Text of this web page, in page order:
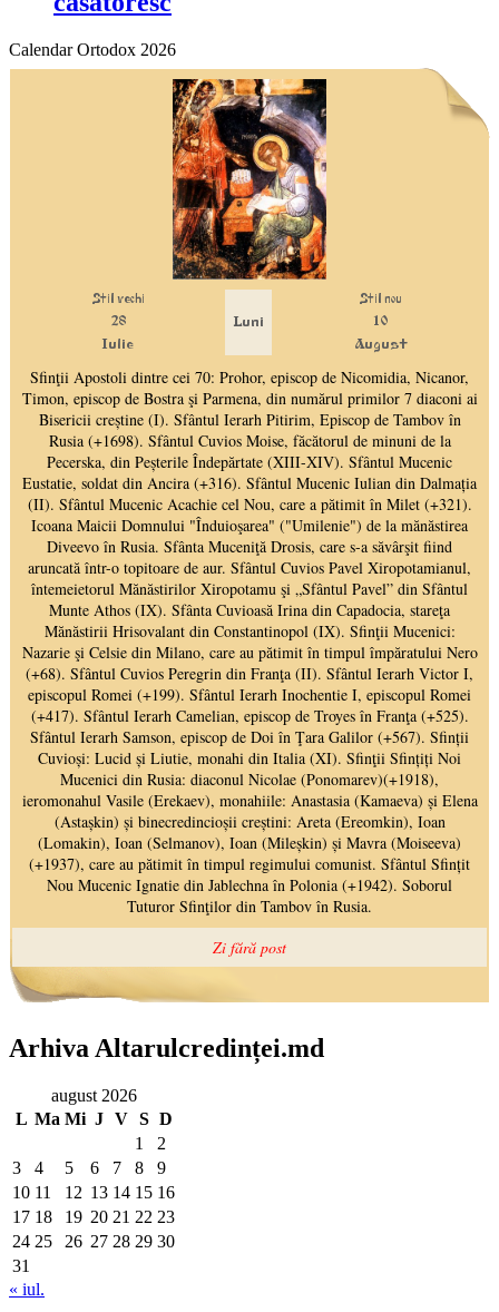
Calendar Ortodox 2026
Arhiva Altarulcredinței.md
august 2026
L Ma Mi J V S D
1
2
3
4 5 6 7 8
9
10 11 12 13 14 15 16
17 18 19 20 21 22 23
24 25 26 27 28 29 30
31
« iul.